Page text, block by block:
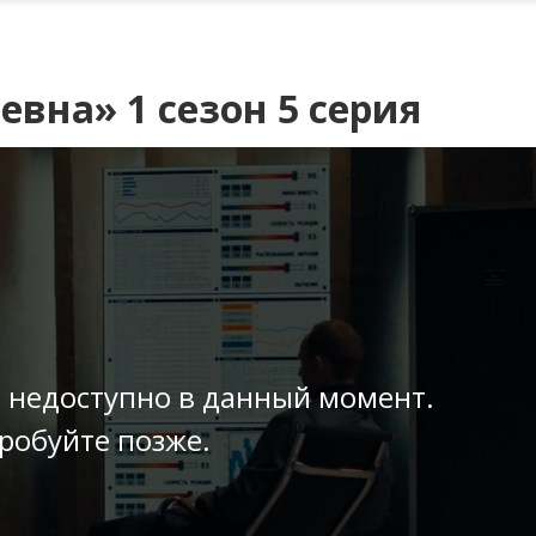
1 сезон 5 серия
в данный момент.
позже.